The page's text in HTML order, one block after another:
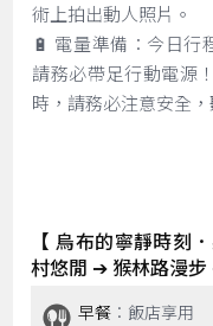
術上拍出動人照片。
🔋 電量準備：今日行
請務必帶足行動電源
時，請務必注意安全
【 烏布的寧靜時刻
村悠閒 ➔ 猴林路漫
早餐 ：飯店享用